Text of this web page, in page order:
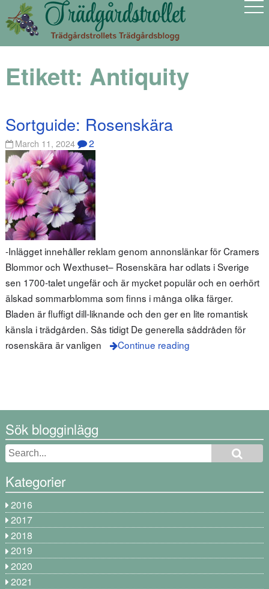
Etikett: Antiquity
Sortguide: Rosenskära
March 11, 2024 2
-Inlägget innehåller reklam genom annonslänkar för Cramers
Blommor och Wexthuset– Rosenskära har odlats i Sverige
sen 1700-talet ungefär och är mycket populär och en oerhört
älskad sommarblomma som finns i många olika färger.
Bladen är fluffigt dill-liknande och den ger en lite romantisk
känsla i trädgården. Sås tidigt De generella såddråden för
rosenskära är vanligen
Continue reading
Sök blogginlägg
Kategorier
2016
2017
2018
2019
2020
2021